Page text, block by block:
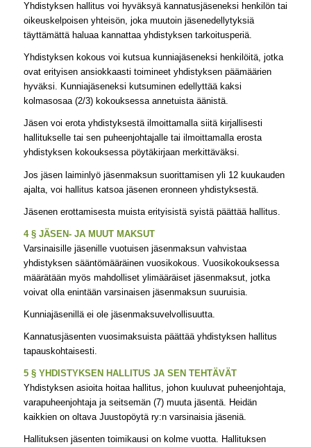
Yhdistyksen hallitus voi hyväksyä kannatusjäseneksi henkilön tai
oikeuskelpoisen yhteisön, joka muutoin jäsenedellytyksiä
täyttämättä haluaa kannattaa yhdistyksen tarkoitusperiä.
Yhdistyksen kokous voi kutsua kunniajäseneksi henkilöitä, jotka
ovat erityisen ansiokkaasti toimineet yhdistyksen päämäärien
hyväksi. Kunniajäseneksi kutsuminen edellyttää kaksi
kolmasosaa (2/3) kokouksessa annetuista äänistä.
Jäsen voi erota yhdistyksestä ilmoittamalla siitä kirjallisesti
hallitukselle tai sen puheenjohtajalle tai ilmoittamalla erosta
yhdistyksen kokouksessa pöytäkirjaan merkittäväksi.
Jos jäsen laiminlyö jäsenmaksun suorittamisen yli 12 kuukauden
ajalta, voi hallitus katsoa jäsenen eronneen yhdistyksestä.
Jäsenen erottamisesta muista erityisistä syistä päättää hallitus.
4 § JÄSEN- JA MUUT MAKSUT
Varsinaisille jäsenille vuotuisen jäsenmaksun vahvistaa
yhdistyksen sääntömääräinen vuosikokous. Vuosikokouksessa
määrätään myös mahdolliset ylimääräiset jäsenmaksut, jotka
voivat olla enintään varsinaisen jäsenmaksun suuruisia.
Kunniajäsenillä ei ole jäsenmaksuvelvollisuutta.
Kannatusjäsenten vuosimaksuista päättää yhdistyksen hallitus
tapauskohtaisesti.
5 § YHDISTYKSEN HALLITUS JA SEN TEHTÄVÄT
Yhdistyksen asioita hoitaa hallitus, johon kuuluvat puheenjohtaja,
varapuheenjohtaja ja seitsemän (7) muuta jäsentä. Heidän
kaikkien on oltava Juustopöytä ry:n varsinaisia jäseniä.
Hallituksen jäsenten toimikausi on kolme vuotta. Hallituksen